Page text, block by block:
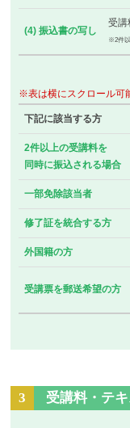
(4) 振込書の写し
受講
※2件
※表は横にスクロール可
下記に該当する方
2件以上の受講料を
同時に振込される場合
一部免除該当者
修了証を統合する方
外国籍の方
受講票を郵送希望の方
3 受講料・テ